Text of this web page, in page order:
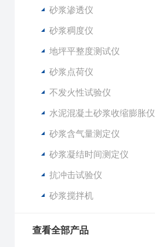
砂浆渗透仪
砂浆稠度仪
地坪平整度测试仪
砂浆点荷仪
不发火性试验仪
水泥混凝土砂浆收缩膨胀仪
砂浆含气量测定仪
砂浆凝结时间测定仪
抗冲击试验仪
砂浆搅拌机
查看全部产品